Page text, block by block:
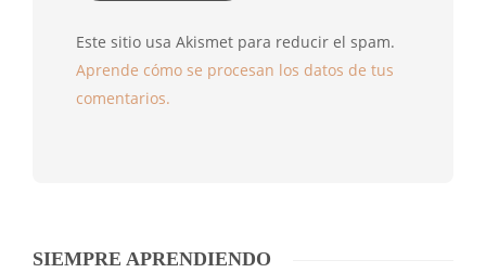
Este sitio usa Akismet para reducir el spam.
Aprende cómo se procesan los datos de tus
comentarios.
SIEMPRE APRENDIENDO